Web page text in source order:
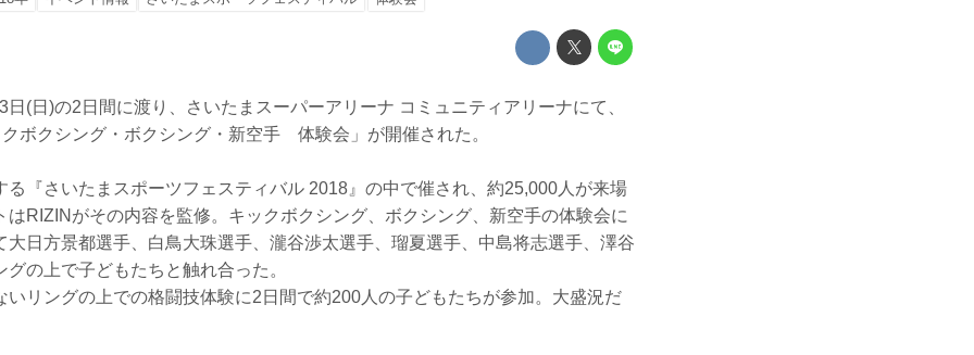
日(日)の2日間に渡り、さいたまスーパーアリーナ コミュニティアリーナにて、
ボクシング・ボクシング・新空手 体験会」が開催された。
る『さいたまスポーツフェスティバル 2018』の中で催され、約25,000人が来場
はRIZINがその内容を監修。キックボクシング、ボクシング、新空手の体験会に
大日方景都選手、白鳥大珠選手、瀧谷渉太選手、瑠夏選手、中島将志選手、澤谷
の上で子どもたちと触れ合った。
いリングの上での格闘技体験に2日間で約200人の子どもたちが参加。大盛況だ